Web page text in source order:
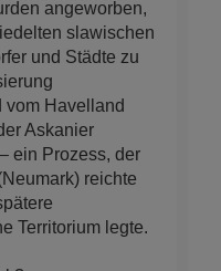
angeworben,
slawischen
und Städte zu
vom Havelland
Askanier
ein Prozess, der
reichte
Territorium legte.